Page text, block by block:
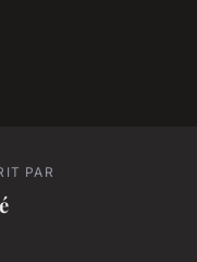
PAR